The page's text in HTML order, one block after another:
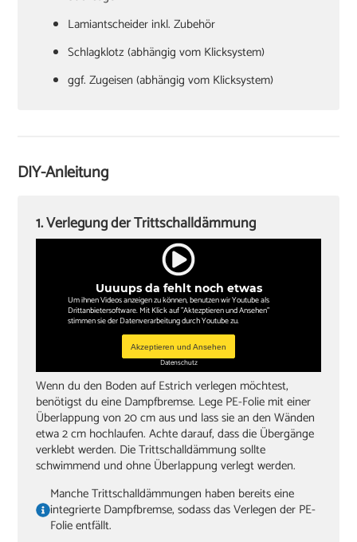
Lamiantscheider inkl. Zubehör
Schlagklotz (abhängig vom Klicksystem)
ggf. Zugeisen (abhängig vom Klicksystem)
Cuttermesser
Zollstock
DIY-Anleitung
Uuuups da fehlt noch etwas
Um ihnen Videos anzeigen zu können, benutzen wir Youtube als
Drittanbietersoftware. Mit Klick auf "Aktezptieren und Ansehen"
stimmen sie der Datenverarbeitung durch Youtube zu.
Akzeptieren und Ansehen
Datenschutz
1. Verlegung der Trittschalldämmung
Wenn du den Boden auf Estrich verlegen möchtest,
benötigst du eine Dampfbremse. Lege PE-Folie mit einer
Überlappung von 20 cm aus und lass sie an den Wänden
etwa 2 cm hochlaufen. Achte darauf, dass die Übergänge
verklebt werden. Die Trittschalldämmung sollte
schwimmend und ohne Überlappung verlegt werden.
Manche Trittschalldämmungen haben bereits eine
integrierte Dampfbremse, sodass das Verlegen der PE-
Folie entfällt.